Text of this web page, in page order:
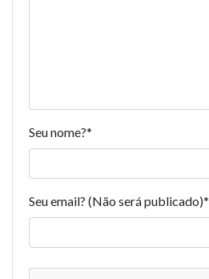
Seu nome?*
Seu email? (Não será publicado)*